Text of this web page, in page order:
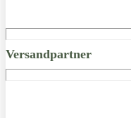
Versandpartner